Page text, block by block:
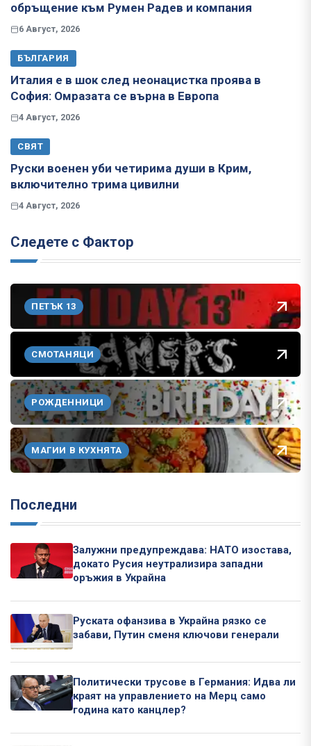
обръщение към Румен Радев и компания
6 Август, 2026
БЪЛГАРИЯ
Италия е в шок след неонацистка проява в
София: Омразата се върна в Европа
4 Август, 2026
СВЯТ
Руски военен уби четирима души в Крим,
включително трима цивилни
4 Август, 2026
Следете с Фактор
ПЕТЪК 13
СМОТАНЯЦИ
РОЖДЕННИЦИ
МАГИИ В КУХНЯТА
Последни
Залужни предупреждава: НАТО изостава,
докато Русия неутрализира западни
оръжия в Украйна
Руската офанзива в Украйна рязко се
забави, Путин сменя ключови генерали
Политически трусове в Германия: Идва ли
краят на управлението на Мерц само
година като канцлер?